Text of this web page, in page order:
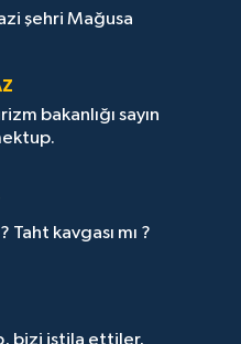
şehri Mağusa
bakanlığı sayın
Taht kavgası mı ?